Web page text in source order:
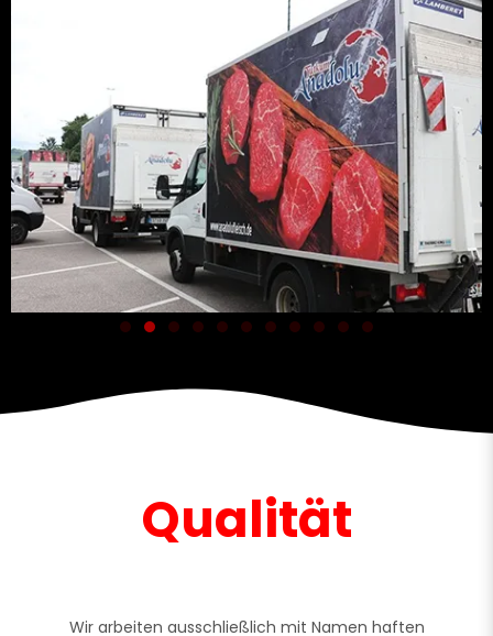
Qualität
Wir arbeiten ausschließlich mit Namen haften